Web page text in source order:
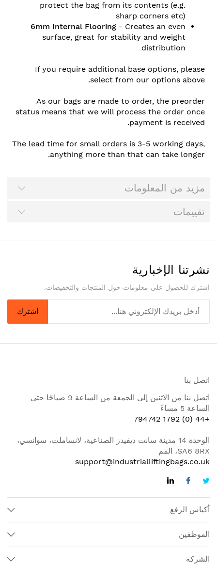
protect the bag from its contents (e.g.
sharp corners etc)
6mm Internal Flooring - Creates an even
surface, great for stability and weight
distribution
If you require additional base options, please
select from our options above.
As our bags are made to order, the preorder
status means that we will process the order once
payment is received.
The lead time for small orders is 3-5 working days,
anything more than that can take longer.
مزيد من المعلومات
تقييمات
نشرتنا الإخبارية
اشترك للحصول على معلومات حول المنتجات والتخفيضات.
اشترك
اتصل بنا
اتصل بنا من الاثنين إلى الجمعة من الساعة 9 صباحًا حتى
الساعة 5 مساءً
+44 (0) 1792 794742
الوحدة 14 مدينة سانت ديفيدز الصناعية، لانساملت، سوانسي،
SA6 8RX، المم
support@industrialliftingbags.co.uk
أكياس الرفع
الموظفين
الشركة